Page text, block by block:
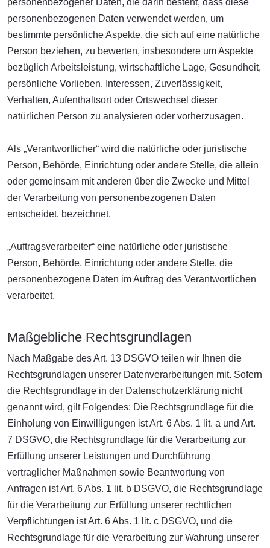
personenbezogener Daten, die darin besteht, dass diese
personenbezogenen Daten verwendet werden, um
bestimmte persönliche Aspekte, die sich auf eine natürliche
Person beziehen, zu bewerten, insbesondere um Aspekte
bezüglich Arbeitsleistung, wirtschaftliche Lage, Gesundheit,
persönliche Vorlieben, Interessen, Zuverlässigkeit,
Verhalten, Aufenthaltsort oder Ortswechsel dieser
natürlichen Person zu analysieren oder vorherzusagen.
Als „Verantwortlicher“ wird die natürliche oder juristische
Person, Behörde, Einrichtung oder andere Stelle, die allein
oder gemeinsam mit anderen über die Zwecke und Mittel
der Verarbeitung von personenbezogenen Daten
entscheidet, bezeichnet.
„Auftragsverarbeiter“ eine natürliche oder juristische
Person, Behörde, Einrichtung oder andere Stelle, die
personenbezogene Daten im Auftrag des Verantwortlichen
verarbeitet.
Maßgebliche Rechtsgrundlagen
Nach Maßgabe des Art. 13 DSGVO teilen wir Ihnen die
Rechtsgrundlagen unserer Datenverarbeitungen mit. Sofern
die Rechtsgrundlage in der Datenschutzerklärung nicht
genannt wird, gilt Folgendes: Die Rechtsgrundlage für die
Einholung von Einwilligungen ist Art. 6 Abs. 1 lit. a und Art.
7 DSGVO, die Rechtsgrundlage für die Verarbeitung zur
Erfüllung unserer Leistungen und Durchführung
vertraglicher Maßnahmen sowie Beantwortung von
Anfragen ist Art. 6 Abs. 1 lit. b DSGVO, die Rechtsgrundlage
für die Verarbeitung zur Erfüllung unserer rechtlichen
Verpflichtungen ist Art. 6 Abs. 1 lit. c DSGVO, und die
Rechtsgrundlage für die Verarbeitung zur Wahrung unserer